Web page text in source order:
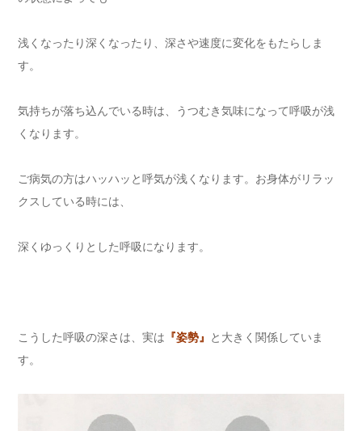
浅くなったり深くなったり、深さや速度に変化をもたらしま
す。
気持ちが落ち込んでいる時は、うつむき気味になって呼吸が浅
くなります。
ご病気の方はハッハッと呼気が浅くなります。お身体がリラッ
クスしている時には、
深くゆっくりとした呼吸になります。
こうした呼吸の深さは、実は 『姿勢』
と大きく関係していま
す。